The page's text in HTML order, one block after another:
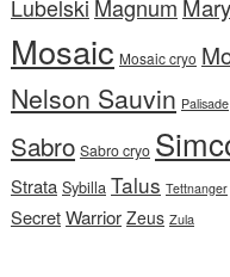
Lubelski Magnum
Mosaic Mosaic cryo
Nelson Sauvin Palisade
Sabro Sabro cryo
Strata Sybilla Talus Tettnanger
SecretWarrior Zeus Zula